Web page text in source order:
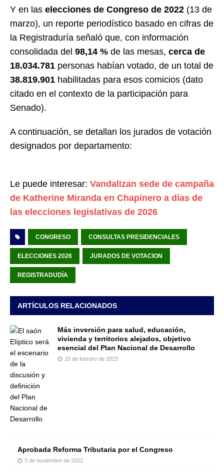
Y en las elecciones de Congreso de 2022 (13 de
marzo), un reporte periodístico basado en cifras de
la Registraduría señaló que, con información
consolidada del 98,14 % de las mesas, cerca de
18.034.781 personas habían votado, de un total de
38.819.901 habilitadas para esos comicios (dato
citado en el contexto de la participación para
Senado).
A continuación, se detallan los jurados de votación
designados por departamento:
Le puede interesar: Vandalizan sede de campaña
de Katherine Miranda en Chapinero a días de
las elecciones legislativas de 2026
CONGRESO CONSULTAS PRESIDENCIALES
ELECCIONES 2026 JURADOS DE VOTACION
REGISTRADUDÍA
ARTÍCULOS RELACIONADOS
Más inversión para salud, educación,
vivienda y territorios alejados, objetivo
esencial del Plan Nacional de Desarrollo
20 de febrero de 2023
Aprobada Reforma Tributaria por el Congreso
3 de noviembre de 2022